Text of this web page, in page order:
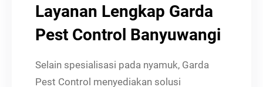
Layanan Lengkap Garda
Pest Control Banyuwangi
Selain spesialisasi pada nyamuk, Garda
Pest Control menyediakan solusi